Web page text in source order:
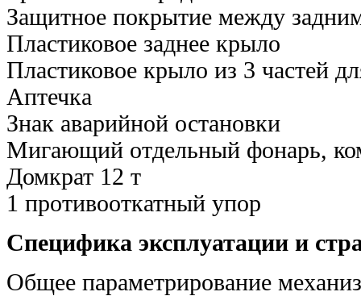
Защитное покрытие между
Пластиковое заднее крыло
Пластиковое крыло из 3 частей
Аптечка
Знак аварийной остановки
Мигающий отдельный фонарь,
Домкрат 12 т
1 противооткатный упор
Специфика эксплуатации и
Общее параметрирование